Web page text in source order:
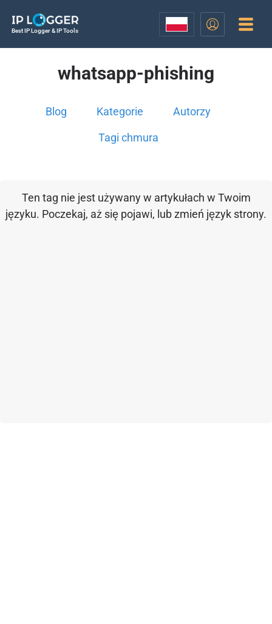
Best IP Logger & IP Tools
whatsapp-phishing
Blog Kategorie Autorzy
Tagi chmura